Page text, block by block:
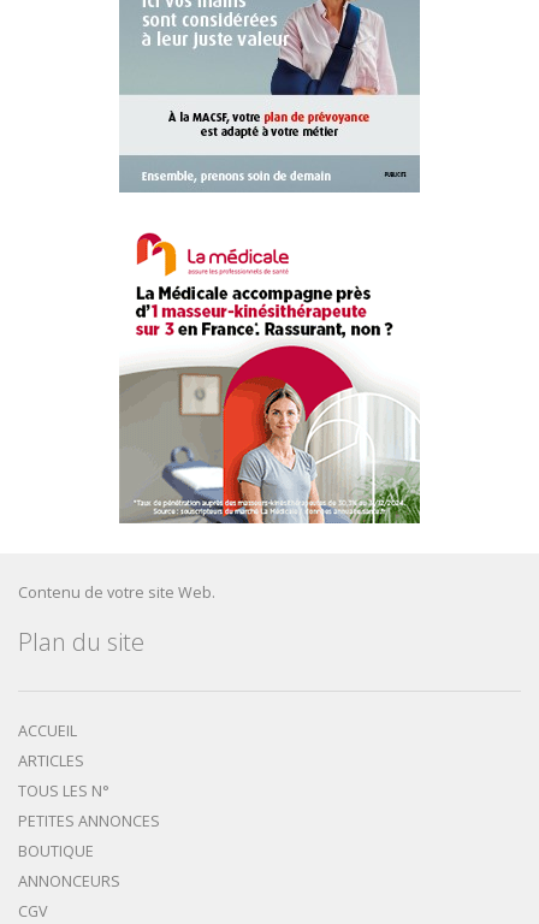
Contenu de votre site Web.
Plan du site
ACCUEIL
ARTICLES
TOUS LES N°
PETITES ANNONCES
BOUTIQUE
ANNONCEURS
CGV